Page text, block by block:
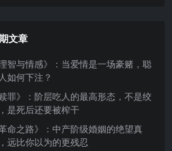
文章
理智与情感》：当爱情是一场豪赌，聪
如何下注？
赎罪》：阶层吃人的最高形态，不是绞
是死后还要被榨干
革命之路》：中产阶级婚姻的绝望真
远比你以为的更残忍